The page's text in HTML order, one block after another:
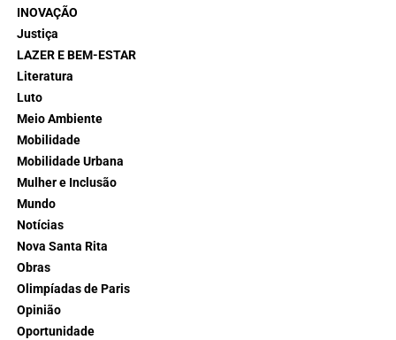
INOVAÇÃO
Justiça
LAZER E BEM-ESTAR
Literatura
Luto
Meio Ambiente
Mobilidade
Mobilidade Urbana
Mulher e Inclusão
Mundo
Notícias
Nova Santa Rita
Obras
Olimpíadas de Paris
Opinião
Oportunidade